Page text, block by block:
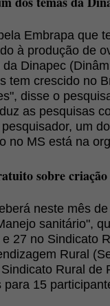
Embrapa que
à produção de
Dinapec
tem crescido no
disse o
as pesquisas
um
no MS está na
sobre
neste mês
sanitário",
27 no Sindicato
Rural
Rural de
15